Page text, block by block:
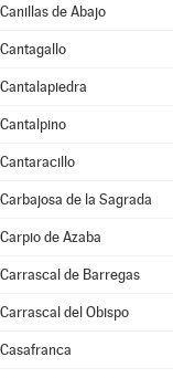
Canillas de Abajo
Cantagallo
Cantalapiedra
Cantalpino
Cantaracillo
Carbajosa de la Sagrada
Carpio de Azaba
Carrascal de Barregas
Carrascal del Obispo
Casafranca